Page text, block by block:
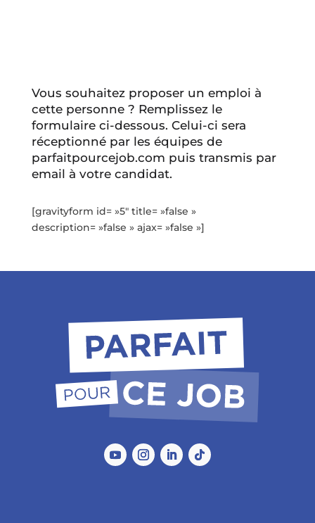
Vous souhaitez proposer un emploi à
cette personne ? Remplissez le
formulaire ci-dessous. Celui-ci sera
réceptionné par les équipes de
parfaitpourcejob.com puis transmis par
email à votre candidat.
[gravityform id= »5″ title= »false »
description= »false » ajax= »false »]